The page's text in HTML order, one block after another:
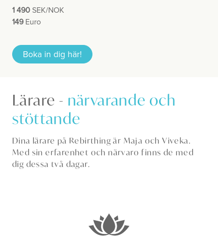
1 490 SEK/NOK
149Euro
Boka in dig här!
Lärare - närvarande och
stöttande
Dina lärare på Rebirthing är Maja och Viveka.
Med sin erfarenhet och närvaro finns de med
dig dessa två dagar.